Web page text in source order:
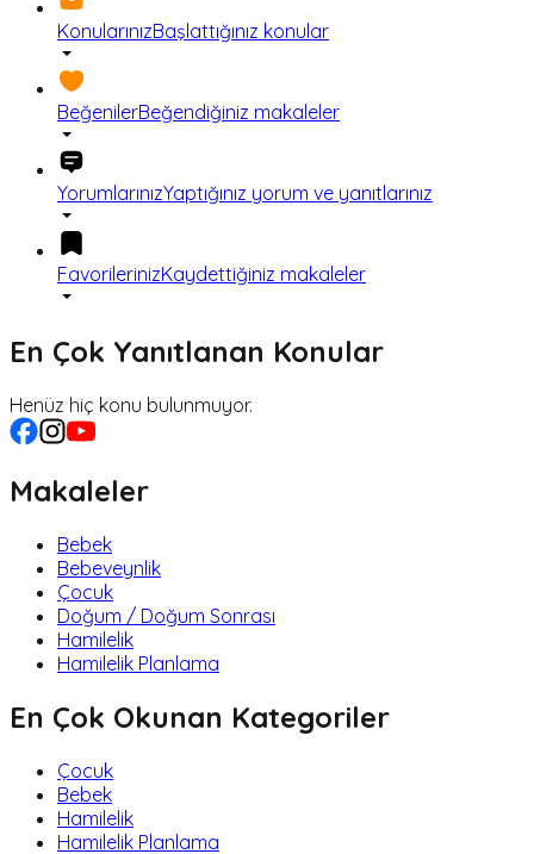
KonularınızBaşlattığınız konular
BeğenilerBeğendiğiniz makaleler
YorumlarınızYaptığınız yorum ve yanıtlarınız
FavorilerinizKaydettiğiniz makaleler
En Çok Yanıtlanan Konular
Henüz hiç konu bulunmuyor.
Makaleler
Bebek
Bebeveynlik
Çocuk
Doğum / Doğum Sonrası
Hamilelik
Hamilelik Planlama
En Çok Okunan Kategoriler
Çocuk
Bebek
Hamilelik
Hamilelik Planlama